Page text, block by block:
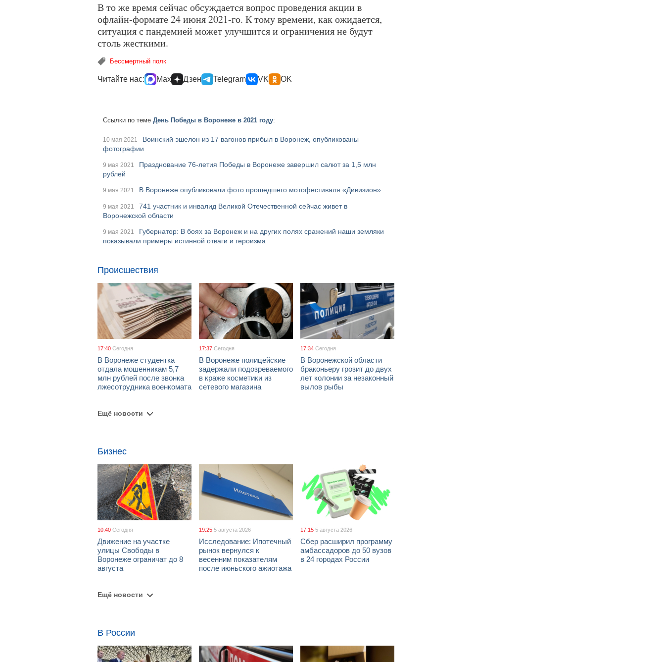
В то же время сейчас обсуждается вопрос проведения акции в
офлайн-формате 24 июня 2021-го. К тому времени, как ожидается,
ситуация с пандемией может улучшится и ограничения не будут
столь жесткими.
Бессмертный полк
Читайте нас: Max Дзен Telegram VK OK
Ссылки по теме День Победы в Воронеже в 2021 году:
10 мая 2021
Воинский эшелон из 17 вагонов прибыл в Воронеж, опубликованы
фотографии
9 мая 2021
Празднование 76-летия Победы в Воронеже завершил салют за 1,5 млн
рублей
9 мая 2021 В Воронеже опубликовали фото прошедшего мотофестиваля «Дивизион»
9 мая 2021
741 участник и инвалид Великой Отечественной сейчас живет в
Воронежской области
9 мая 2021
Губернатор: В боях за Воронеж и на других полях сражений наши земляки
показывали примеры истинной отваги и героизма
Происшествия
17:40 Сегодня
В Воронеже студентка
отдала мошенникам 5,7
млн рублей после звонка
лжесотрудника военкомата
17:37 Сегодня
В Воронеже полицейские
задержали подозреваемого
в краже косметики из
сетевого магазина
17:34 Сегодня
В Воронежской области
браконьеру грозит до двух
лет колонии за незаконный
вылов рыбы
Ещё новости
Бизнес
10:40 Сегодня
Движение на участке
улицы Свободы в
Воронеже ограничат до 8
августа
19:25 5 августа 2026
Исследование: Ипотечный
рынок вернулся к
весенним показателям
после июньского ажиотажа
17:15 5 августа 2026
Сбер расширил программу
амбассадоров до 50 вузов
в 24 городах России
Ещё новости
В России